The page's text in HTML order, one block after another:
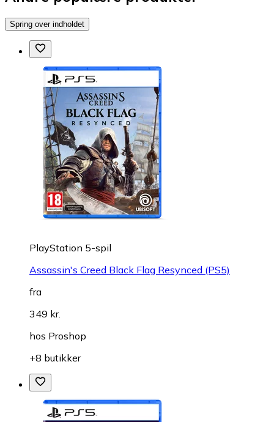
Spring over indholdet
PlayStation 5-spil
Assassin's Creed Black Flag Resynced (PS5)
fra
349 kr.
hos Proshop
+8 butikker